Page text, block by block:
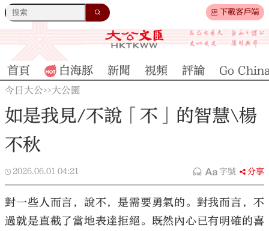
下載客戶端
首頁 白海豚 新聞 視頻 評論 Go
今日大公>>大公園
如是我見/不說「不」的智慧\楊
不秋
2026.06.01 04:21 字號 分享
對一些人而言，說不，是需要勇氣的。對我而言，不
過就是直截了當地表達拒絕。既然內心已有明確的喜